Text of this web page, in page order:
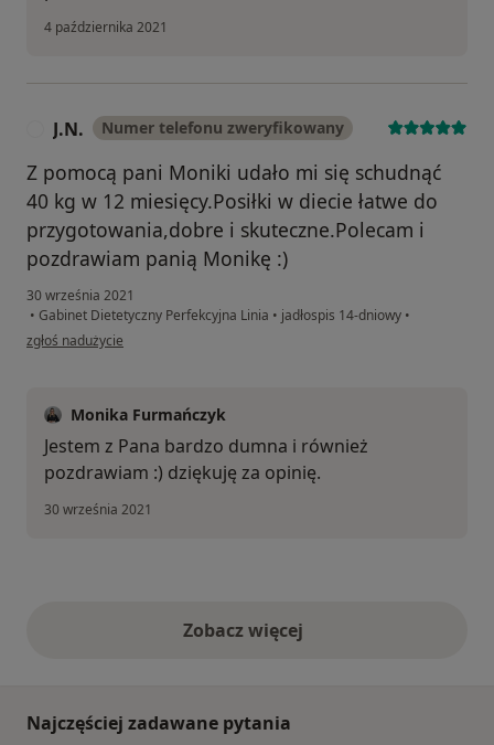
4 października 2021
J.N. Numer telefonu zweryfikowany
Z pomocą pani Moniki udało mi się schudnąć
40 kg w 12 miesięcy.Posiłki w diecie łatwe do
przygotowania,dobre i skuteczne.Polecam i
pozdrawiam panią Monikę :)
30 września 2021
• Gabinet Dietetyczny Perfekcyjna Linia • jadłospis 14-dniowy •
w opinii użytkownika J.N.
zgłoś nadużycie
Monika Furmańczyk
Jestem z Pana bardzo dumna i również
pozdrawiam :) dziękuję za opinię.
30 września 2021
Zobacz więcejopinie powyżej
Najczęściej zadawane pytania